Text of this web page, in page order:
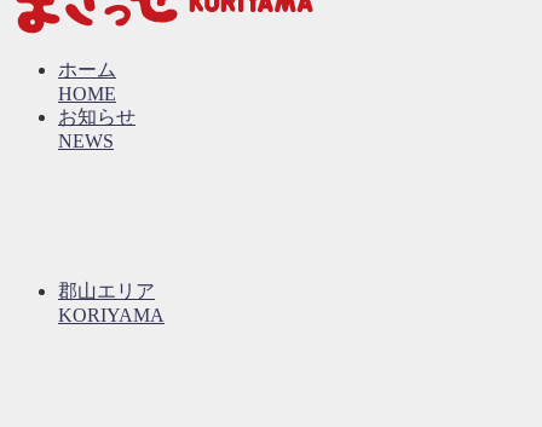
ホーム
HOME
お知らせ
NEWS
郡山エリア
KORIYAMA